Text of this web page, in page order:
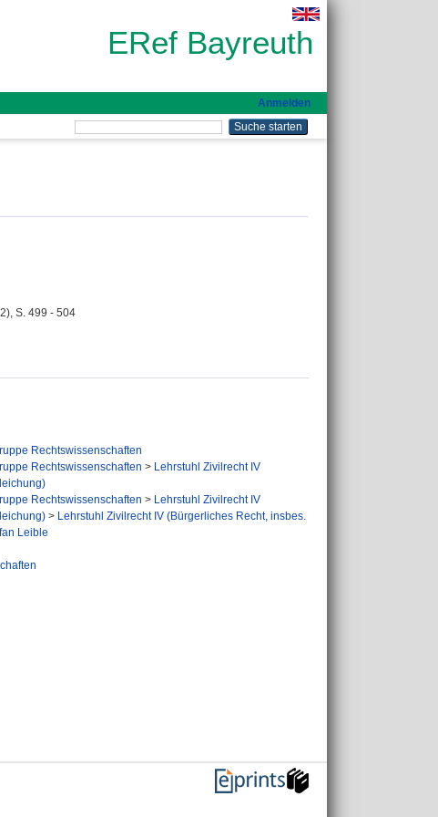
ERef Bayreuth
Anmelden
S. 499 - 504
Rechtswissenschaften
Rechtswissenschaften > Lehrstuhl Zivilrecht IV
Rechtswissenschaften > Lehrstuhl Zivilrecht IV
> Lehrstuhl Zivilrecht IV (Bürgerliches Recht, insbes.
Leible